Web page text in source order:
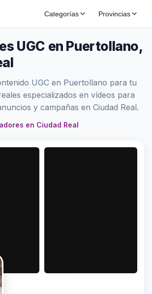
Categorías Provincias
UGC en Puertollano,
UGC en Puertollano para tu
especializados en vídeos para
y campañas en Ciudad Real.
en Ciudad Real